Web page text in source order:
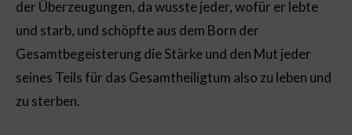
der Überzeugungen, da wusste jeder, wofür er lebte
und starb, und schöpfte aus dem Born der
Gesamtbegeisterung die Stärke und den Mut jeder
seines Teils für das Gesamtheiligtum also zu leben und
zu sterben.